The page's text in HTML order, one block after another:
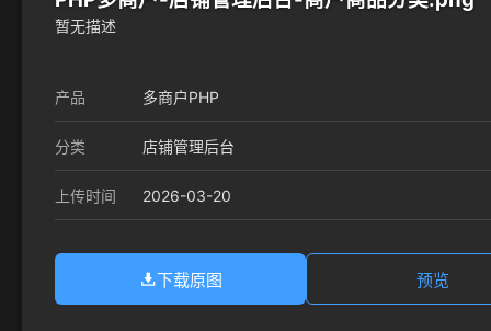
暂无描述
产品 多商户PHP
分类 店铺管理后台
上传时间 2026-03-20
下载原图 预览